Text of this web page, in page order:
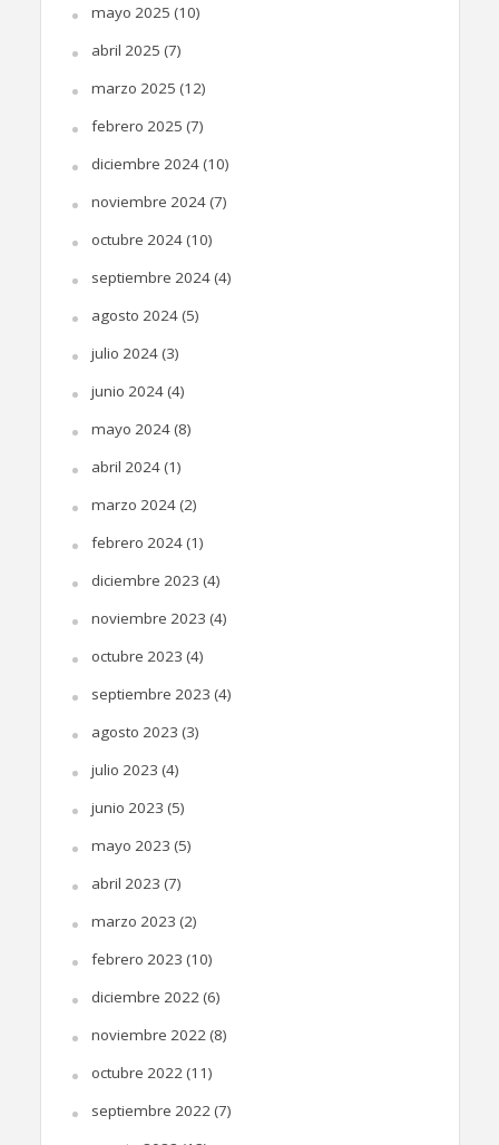
mayo 2025 (10)
abril 2025 (7)
marzo 2025 (12)
febrero 2025 (7)
diciembre 2024(10)
noviembre 2024(7)
octubre 2024(10)
septiembre 2024(4)
agosto 2024(5)
julio 2024(3)
junio 2024(4)
mayo 2024(8)
abril 2024(1)
marzo 2024(2)
febrero 2024(1)
diciembre 2023 (4)
noviembre 2023 (4)
octubre 2023 (4)
septiembre 2023 (4)
agosto 2023 (3)
julio 2023 (4)
junio 2023 (5)
mayo 2023 (5)
abril 2023 (7)
marzo 2023 (2)
febrero 2023 (10)
diciembre 2022(6)
noviembre 2022(8)
octubre 2022(11)
septiembre 2022(7)